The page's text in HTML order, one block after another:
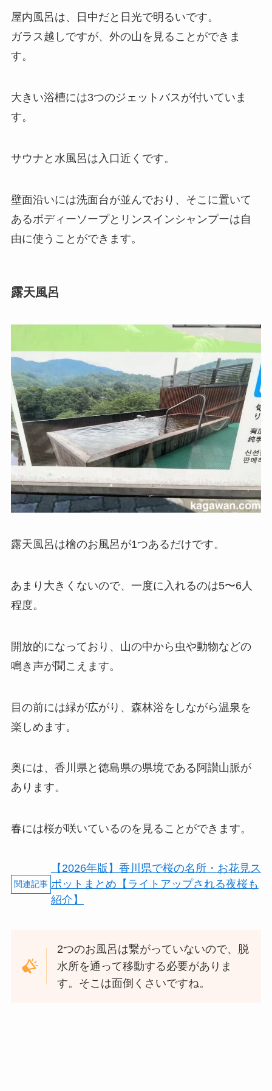
屋内風呂は、日中だと日光で明るいです。
ガラス越しですが、外の山を見ることができま
す。
大きい浴槽には3つのジェットバスが付いていま
す。
サウナと水風呂は入口近くです。
壁面沿いには洗面台が並んでおり、そこに置いて
あるボディーソープとリンスインシャンプーは自
由に使うことができます。
露天風呂
露天風呂は檜のお風呂が1つあるだけです。
あまり大きくないので、一度に入れるのは5〜6人
程度。
開放的になっており、山の中から虫や動物などの
鳴き声が聞こえます。
目の前には緑が広がり、森林浴をしながら温泉を
楽しめます。
奥には、香川県と徳島県の県境である阿讃山脈が
あります。
春には桜が咲いているのを見ることができます。
【2026年版】香川県で桜の名所・お花見ス
ポットまとめ【ライトアップされる夜桜も
紹介】
2つのお風呂は繋がっていないので、脱
水所を通って移動する必要がありま
す。そこは面倒くさいですね。